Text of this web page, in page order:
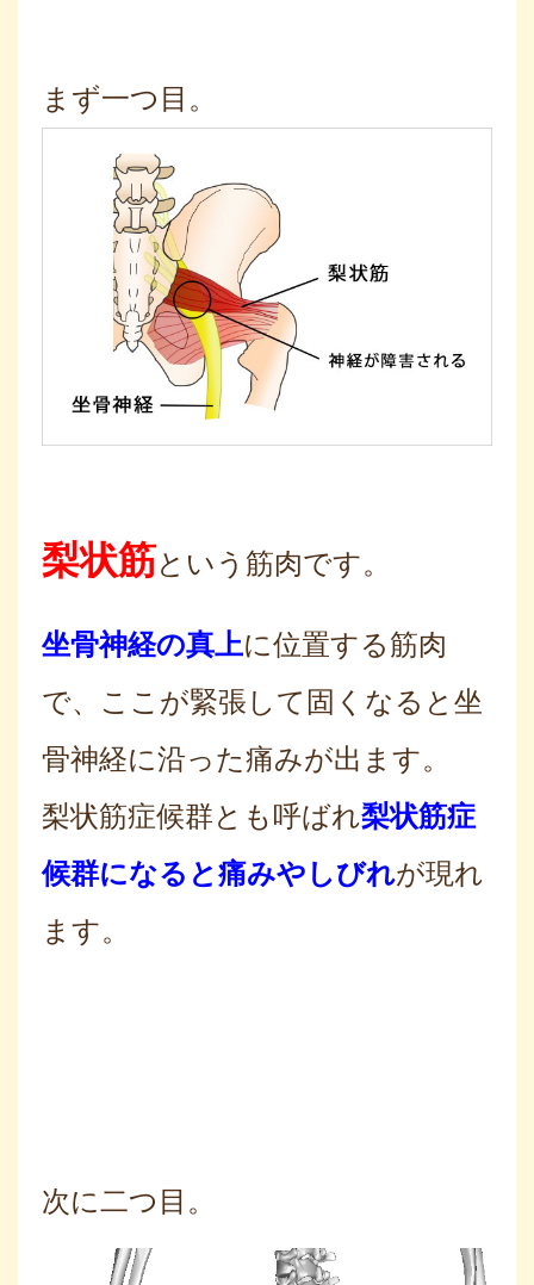
まず一つ目。
梨状筋という筋肉です。
坐骨神経の真上に位置する筋肉
で、ここが緊張して固くなると坐
骨神経に沿った痛みが出ます。
梨状筋症候群とも呼ばれ梨状筋症
候群になると痛みやしびれが現れ
ます。
次に二つ目。